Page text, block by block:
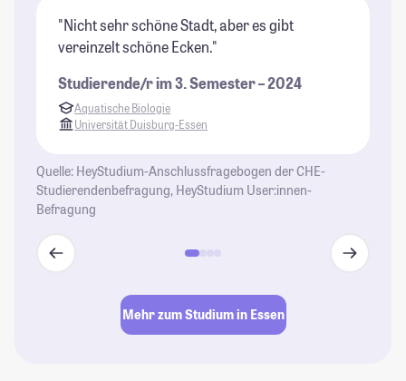
"Nicht sehr schöne Stadt, aber es gibt
vereinzelt schöne Ecken."
Studierende/r im 3. Semester – 2024
Aquatische Biologie
Universität Duisburg-Essen
Quelle: HeyStudium-Anschlussfragebogen der CHE-
Studierendenbefragung, HeyStudium User:innen-
Befragung
Mehr zum Studium in Essen